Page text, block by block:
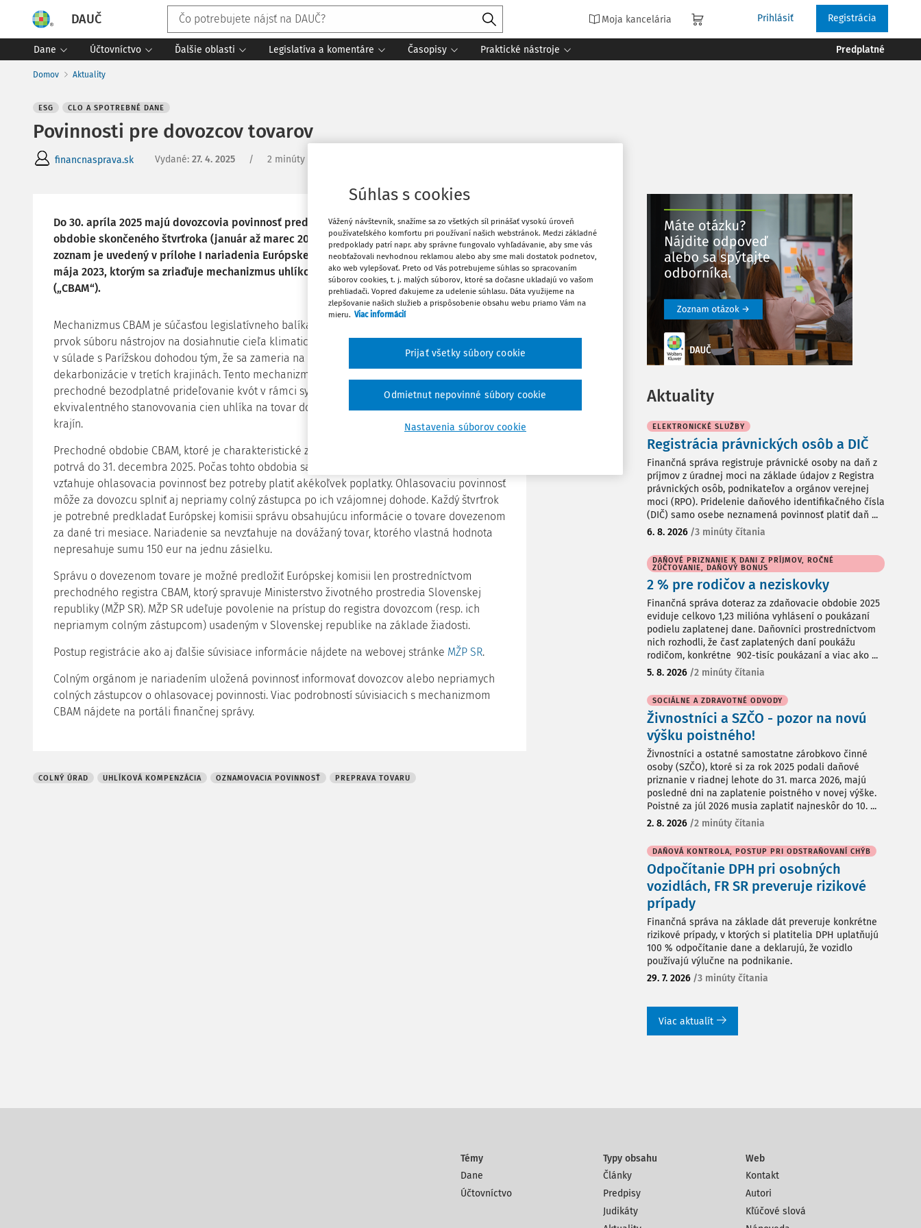
DAUČ Moja kancelária Prihlásiť Registrácia
Dane Účtovníctvo Ďalšie oblasti Legislatíva a komentáre Časopisy Praktické nástroje Predplatné
Domov Aktuality
ESG CLO A SPOTREBNÉ DANE
Povinnosti pre dovozcov tovarov
financnasprava.sk Vydané: 27. 4. 2025 / 2 minúty čítania
Do 30. apríla 2025 majú dovozcovia povinnosť predložiť správu obsahujúcu informácie za
obdobie skončeného štvrťroka (január až marec 2025) o dovezených tovaroch, ktorých
zoznam je uvedený v prílohe I nariadenia Európskeho parlamentu a Rady EÚ 2023/956 z
mája 2023, ktorým sa zriaďuje mechanizmus uhlíkovej kompenzácie na hraniciach
(„CBAM“).
Mechanizmus CBAM je súčasťou legislatívneho balíka Fit for 55 a má slúžiť ako základný
prvok súboru nástrojov na dosiahnutie cieľa klimaticky neutrálnej EÚ najneskôr do roku 2050
v súlade s Parížskou dohodou tým, že sa zameria na riešenie rizika úniku uhlíka a podporu
dekarbonizácie v tretích krajinách. Tento mechanizmus by mal postupne nahradiť existujúce
prechodné bezodplatné prideľovanie kvót v rámci systému EU ETS zabezpečením
ekvivalentného stanovovania cien uhlíka na tovar dovážaný na colné územie Únie z tretích
krajín.
Prechodné obdobie CBAM, ktoré je charakteristické zberom dát, sa začalo 1. októbra 2023 a
potrvá do 31. decembra 2025. Počas tohto obdobia sa na dovozcov tovaru z tretích krajín
vzťahuje ohlasovacia povinnosť bez potreby platiť akékoľvek poplatky. Ohlasovaciu povinnosť
môže za dovozcu splniť aj nepriamy colný zástupca po ich vzájomnej dohode. Každý štvrťrok
je potrebné predkladať Európskej komisii správu obsahujúcu informácie o tovare dovezenom
za dané tri mesiace. Nariadenie sa nevzťahuje na dovážaný tovar, ktorého vlastná hodnota
nepresahuje sumu 150 eur na jednu zásielku.
Správu o dovezenom tovare je možné predložiť Európskej komisii len prostredníctvom
prechodného registra CBAM, ktorý spravuje Ministerstvo životného prostredia Slovenskej
republiky (MŽP SR). MŽP SR udeľuje povolenie na prístup do registra dovozcom (resp. ich
nepriamym colným zástupcom) usadeným v Slovenskej republike na základe žiadosti.
Postup registrácie ako aj ďalšie súvisiace informácie nájdete na webovej stránke MŽP SR.
Colným orgánom je nariadením uložená povinnosť informovať dovozcov alebo nepriamych
colných zástupcov o ohlasovacej povinnosti. Viac podrobností súvisiacich s mechanizmom
CBAM nájdete na portáli finančnej správy.
COLNÝ ÚRAD UHLÍKOVÁ KOMPENZÁCIA OZNAMOVACIA POVINNOSŤ PREPRAVA TOVARU
Obľúbené
Stiahnuť
Vytlačiť
Aktuality
ELEKTRONICKÉ SLUŽBY
Registrácia právnických osôb a DIČ
Finančná správa registruje právnické osoby na daň z
príjmov z úradnej moci na základe údajov z Registra
právnických osôb, podnikateľov a orgánov verejnej
moci (RPO). Pridelenie daňového identifikačného čísla
(DIČ) samo osebe neznamená povinnosť platiť daň ...
6. 8. 2026 /3 minúty čítania
DAŇOVÉ PRIZNANIE K DANI Z PRÍJMOV, ROČNÉ
ZÚČTOVANIE, DAŇOVÝ BONUS
2 % pre rodičov a neziskovky
Finančná správa doteraz za zdaňovacie obdobie 2025
eviduje celkovo 1,23 milióna vyhlásení o poukázaní
podielu zaplatenej dane. Daňovníci prostredníctvom
nich rozhodli, že časť zaplatených daní poukážu
rodičom, konkrétne 902-tisíc poukázaní a viac ako ...
5. 8. 2026 /2 minúty čítania
SOCIÁLNE A ZDRAVOTNÉ ODVODY
Živnostníci a SZČO - pozor na novú
výšku poistného!
Živnostníci a ostatné samostatne zárobkovo činné
osoby (SZČO), ktoré si za rok 2025 podali daňové
priznanie v riadnej lehote do 31. marca 2026, majú
posledné dni na zaplatenie poistného v novej výške.
Poistné za júl 2026 musia zaplatiť najneskôr do 10. ...
2. 8. 2026 /2 minúty čítania
DAŇOVÁ KONTROLA, POSTUP PRI ODSTRAŇOVANÍ CHÝB
Odpočítanie DPH pri osobných
vozidlách, FR SR preveruje rizikové
prípady
Finančná správa na základe dát preveruje konkrétne
rizikové prípady, v ktorých si platitelia DPH uplatňujú
100 % odpočítanie dane a deklarujú, že vozidlo
používajú výlučne na podnikanie.
29. 7. 2026 /3 minúty čítania
Viac aktualít
Témy
Dane
Účtovníctvo
Typy obsahu
Články
Predpisy
Judikáty
Web
Kontakt
Autori
Kľúčové slová
Súhlas s cookies
Vážený návštevník, snažíme sa zo všetkých síl prinášať vysokú úroveň
používateľského komfortu pri používaní našich webstránok. Medzi základné
predpoklady patrí napr. aby správne fungovalo vyhľadávanie, aby sme vás
neobťažovali nevhodnou reklamou alebo aby sme mali dostatok podnetov,
ako web vylepšovať. Preto od Vás potrebujeme súhlas so spracovaním
súborov cookies, t. j. malých súborov, ktoré sa dočasne ukladajú vo vašom
prehliadači. Vopred ďakujeme za udelenie súhlasu. Dáta využijeme na
zlepšovanie našich služieb a prispôsobenie obsahu webu priamo Vám na
mieru. Viac informácií
Nastavenia súborov cookie
Odmietnut nepovinné súbory cookie
Prijať všetky súbory cookie